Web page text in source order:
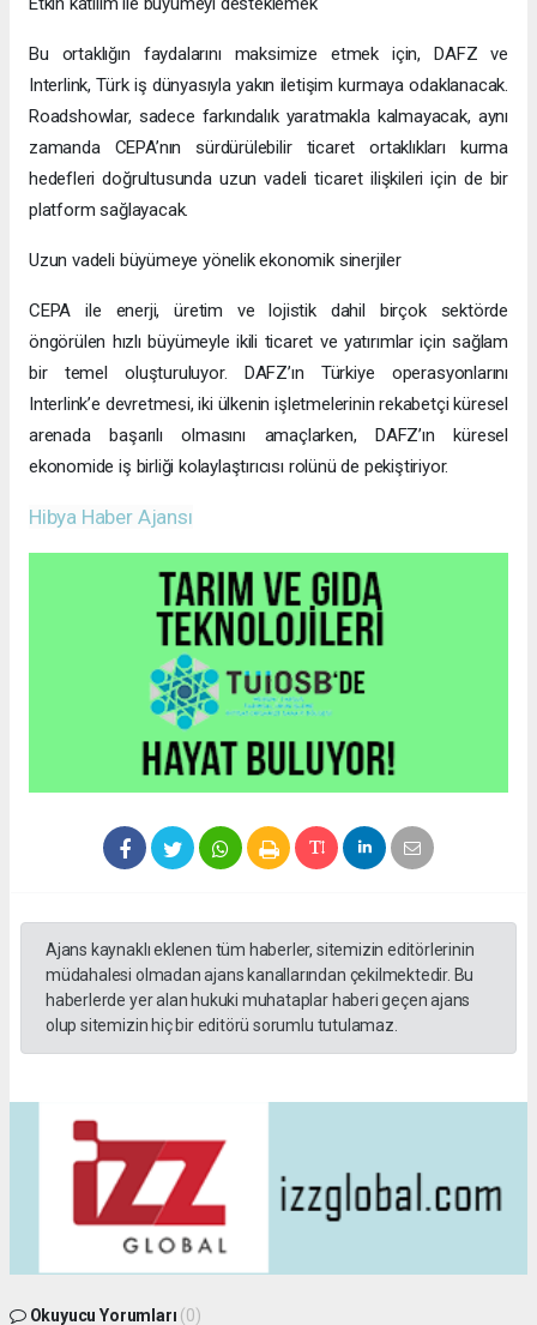
Bu ortaklığın faydalarını maksimize etmek için, DAFZ ve
Interlink, Türk iş dünyasıyla yakın iletişim kurmaya odaklanacak.
Roadshowlar, sadece farkındalık yaratmakla kalmayacak, aynı
zamanda CEPA’nın sürdürülebilir ticaret ortaklıkları kurma
hedefleri doğrultusunda uzun vadeli ticaret ilişkileri için de bir
platform sağlayacak.
Uzun vadeli büyümeye yönelik ekonomik sinerjiler
CEPA ile enerji, üretim ve lojistik dahil birçok sektörde
öngörülen hızlı büyümeyle ikili ticaret ve yatırımlar için sağlam
bir temel oluşturuluyor. DAFZ’ın Türkiye operasyonlarını
Interlink’e devretmesi, iki ülkenin işletmelerinin rekabetçi küresel
arenada başarılı olmasını amaçlarken, DAFZ’ın küresel
ekonomide iş birliği kolaylaştırıcısı rolünü de pekiştiriyor.
Hibya Haber Ajansı
Ajans kaynaklı eklenen tüm haberler, sitemizin editörlerinin
müdahalesi olmadan ajans kanallarından çekilmektedir. Bu
haberlerde yer alan hukuki muhataplar haberi geçen ajans
olup sitemizin hiç bir editörü sorumlu tutulamaz.
Okuyucu Yorumları (0)